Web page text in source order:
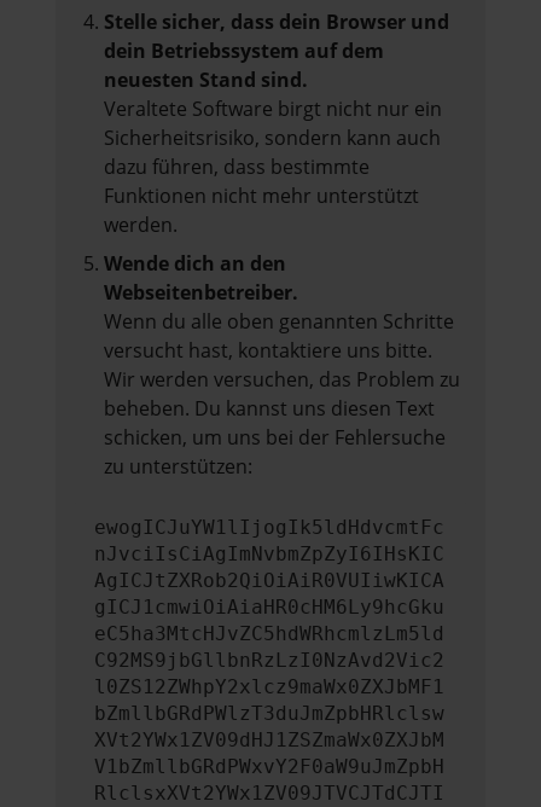
Stelle sicher, dass dein Browser und
dein Betriebssystem auf dem
neuesten Stand sind.
Veraltete Software birgt nicht nur ein
Sicherheitsrisiko, sondern kann auch
dazu führen, dass bestimmte
Funktionen nicht mehr unterstützt
werden.
Wende dich an den
Webseitenbetreiber.
Wenn du alle oben genannten Schritte
versucht hast, kontaktiere uns bitte.
Wir werden versuchen, das Problem zu
beheben. Du kannst uns diesen Text
schicken, um uns bei der Fehlersuche
zu unterstützen:
ewogICJuYW1lIjogIk5ldHdvcmtFc
nJvciIsCiAgImNvbmZpZyI6IHsKIC
AgICJtZXRob2QiOiAiR0VUIiwKICA
gICJ1cmwiOiAiaHR0cHM6Ly9hcGku
eC5ha3MtcHJvZC5hdWRhcmlzLm5ld
C92MS9jbGllbnRzLzI0NzAvd2Vic2
l0ZS12ZWhpY2xlcz9maWx0ZXJbMF1
bZmllbGRdPWlzT3duJmZpbHRlclsw
XVt2YWx1ZV09dHJ1ZSZmaWx0ZXJbM
V1bZmllbGRdPWxvY2F0aW9uJmZpbH
RlclsxXVt2YWx1ZV09JTVCJTdCJTI